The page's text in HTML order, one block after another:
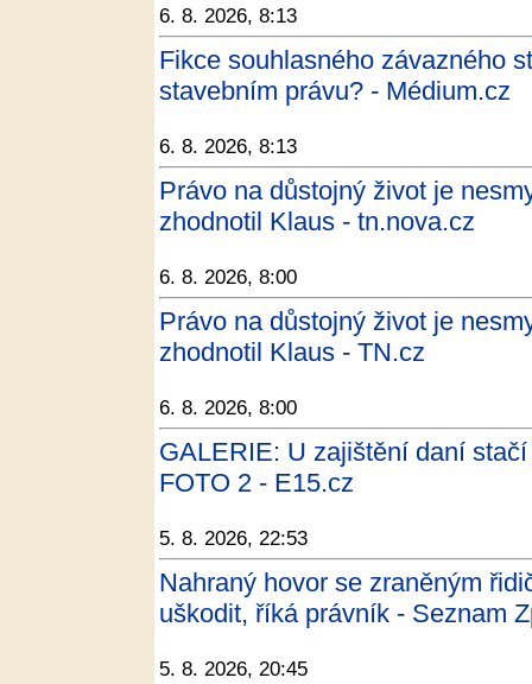
6. 8. 2026, 8:13
Fikce souhlasného závazného
stavebním právu? - Médium.cz
6. 8. 2026, 8:13
Právo na důstojný život je
zhodnotil Klaus - tn.nova.cz
6. 8. 2026, 8:00
Právo na důstojný život je
zhodnotil Klaus - TN.cz
6. 8. 2026, 8:00
GALERIE: U zajištění daní
FOTO 2 - E15.cz
5. 8. 2026, 22:53
Nahraný hovor se zraněným
uškodit, říká právník - Seznam
5. 8. 2026, 20:45